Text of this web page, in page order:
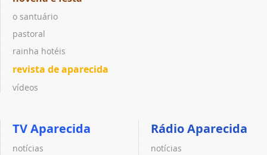
o santuário
pastoral
rainha hotéis
revista de aparecida
vídeos
TV Aparecida
notícias
Rádio Aparecida
notícias